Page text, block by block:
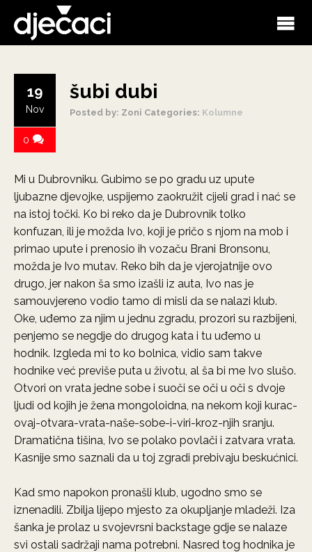
šubi dubi
Posted by: Zoni Categories: Kolumne
19
Nov
0
Mi u Dubrovniku. Gubimo se po gradu uz upute
ljubazne djevojke, uspijemo zaokružit cijeli grad i nać se
na istoj točki. Ko bi reko da je Dubrovnik tolko
konfuzan, ili je možda Ivo, koji je pričo s njom na mob i
primao upute i prenosio ih vozaču Brani Bronsonu,
možda je Ivo mutav. Reko bih da je vjerojatnije ovo
drugo, jer nakon ša smo izašli iz auta, Ivo nas je
samouvjereno vodio tamo di misli da se nalazi klub.
Oke, uđemo za njim u jednu zgradu, prozori su razbijeni,
penjemo se negdje do drugog kata i tu uđemo u
hodnik. Izgleda mi to ko bolnica, vidio sam takve
hodnike već previše puta u životu, al ša bi me Ivo slušo.
Otvori on vrata jedne sobe i suoči se oči u oči s dvoje
ljudi od kojih je žena mongoloidna, na nekom koji kurac-
ovaj-otvara-vrata-naše-sobe-i-viri-kroz-njih sranju.
Dramatična tišina, Ivo se polako povlači i zatvara vrata.
Kasnije smo saznali da u toj zgradi prebivaju beskućnici.
Kad smo napokon pronašli klub, ugodno smo se
iznenadili. Zbilja lijepo mjesto za okupljanje mladeži. Iza
šanka je prolaz u svojevrsni backstage gdje se nalaze
svi ostali sadržaji nama potrebni. Nasred tog hodnika je